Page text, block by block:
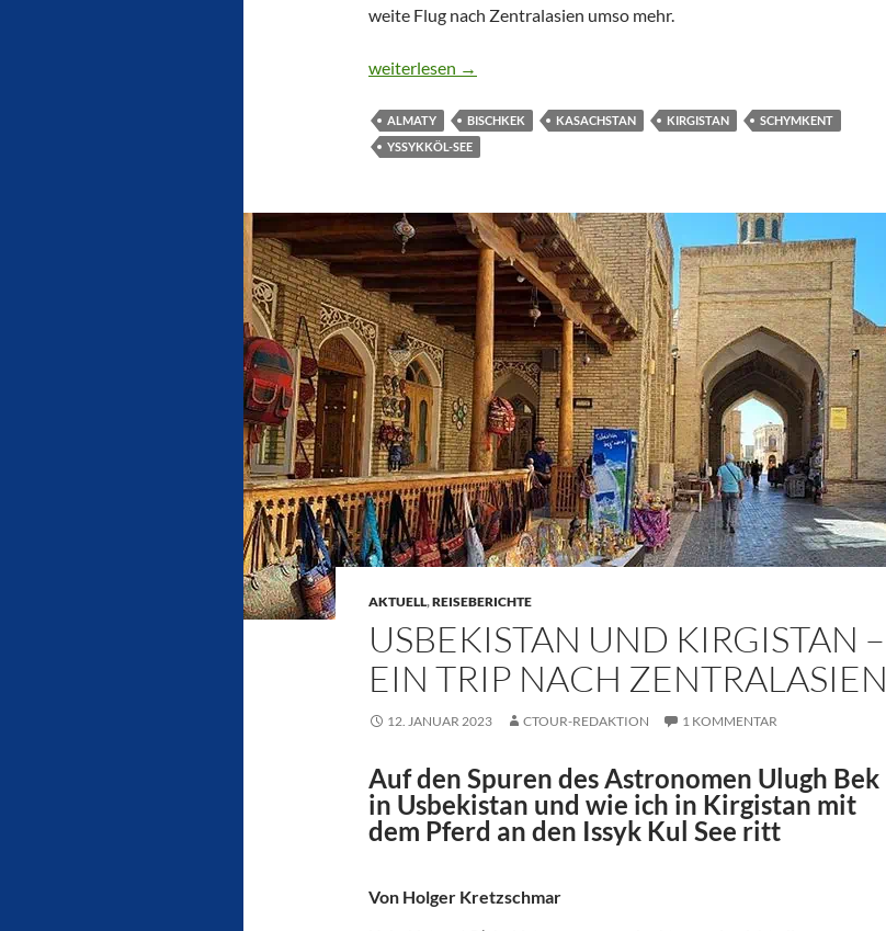
weite Flug nach Zentralasien umso mehr.
MOSCHEEN, MINARETTE, MEDRESEN, MAUSOLEEN
weiterlesen →
ALMATY BISCHKEK KASACHSTAN KIRGISTAN
SCHYMKENT
YSSYKKÖL-SEE
AKTUELL,REISEBERICHTE
USBEKISTAN UND KIRGISTAN –
EIN TRIP NACH ZENTRALASIEN
12. JANUAR 2023 CTOUR-REDAKTION 1 KOMMENTAR
Auf den Spuren des Astronomen Ulugh Bek
in Usbekistan und wie ich in Kirgistan mit
dem Pferd an den Issyk Kul See ritt
Von Holger Kretzschmar